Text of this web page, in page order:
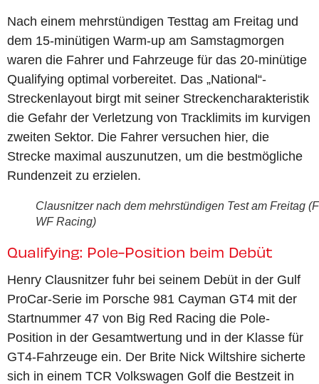
Nach einem mehrstündigen Testtag am Freitag und
dem 15-minütigen Warm-up am Samstagmorgen
waren die Fahrer und Fahrzeuge für das 20-minütige
Qualifying optimal vorbereitet. Das „National“-
Streckenlayout birgt mit seiner Streckencharakteristik
die Gefahr der Verletzung von Tracklimits im kurvigen
zweiten Sektor. Die Fahrer versuchen hier, die
Strecke maximal auszunutzen, um die bestmögliche
Rundenzeit zu erzielen.
Clausnitzer nach dem mehrstündigen Test am Freitag
WF Racing)
Qualifying: Pole-Position beim Debüt
Henry Clausnitzer fuhr bei seinem Debüt in der Gulf
ProCar-Serie im Porsche 981 Cayman GT4 mit der
Startnummer 47 von Big Red Racing die Pole-
Position in der Gesamtwertung und in der Klasse für
GT4-Fahrzeuge ein. Der Brite Nick Wiltshire sicherte
sich in einem TCR Volkswagen Golf die Bestzeit in